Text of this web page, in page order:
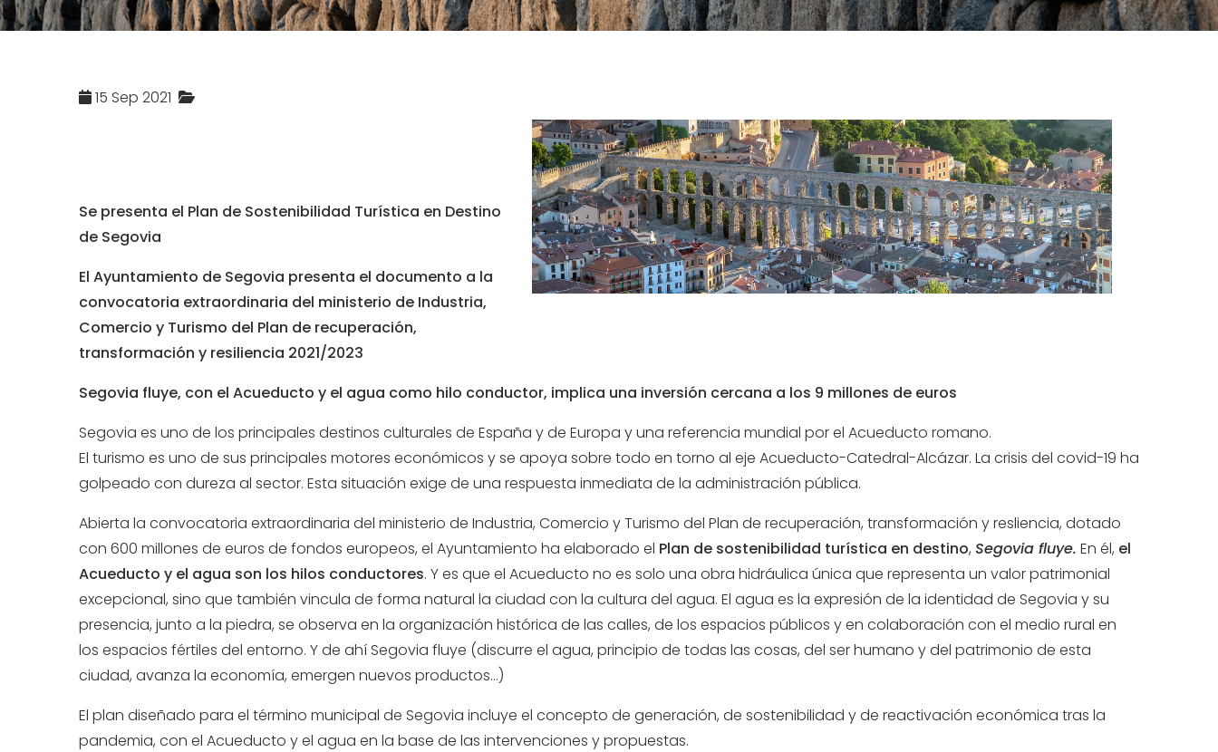
15 Sep 2021
Se presenta el Plan de Sostenibilidad Turística en Destino
de Segovia
El Ayuntamiento de Segovia presenta el documento a la
convocatoria extraordinaria del ministerio de Industria,
Comercio y Turismo del Plan de recuperación,
transformación y resiliencia 2021/2023
Segovia fluye, con el Acueducto y el agua como hilo conductor, implica una inversión cercana a los 9 millones de euros
Segovia es uno de los principales destinos culturales de España y de Europa y una referencia mundial por el Acueducto romano.
El turismo es uno de sus principales motores económicos y se apoya sobre todo en torno al eje Acueducto-Catedral-Alcázar. La crisis del covid-19 ha
golpeado con dureza al sector. Esta situación exige de una respuesta inmediata de la administración pública.
Abierta la convocatoria extraordinaria del ministerio de Industria, Comercio y Turismo del Plan de recuperación, transformación y resliencia, dotado
con 600 millones de euros de fondos europeos, el Ayuntamiento ha elaborado el Plan de sostenibilidad turística en destino, Segovia fluye. En él, el
Acueducto y el agua son los hilos conductores. Y es que el Acueducto no es solo una obra hidráulica única que representa un valor patrimonial
excepcional, sino que también vincula de forma natural la ciudad con la cultura del agua. El agua es la expresión de la identidad de Segovia y su
presencia, junto a la piedra, se observa en la organización histórica de las calles, de los espacios públicos y en colaboración con el medio rural en
los espacios fértiles del entorno. Y de ahí Segovia fluye (discurre el agua, principio de todas las cosas, del ser humano y del patrimonio de esta
ciudad, avanza la economía, emergen nuevos productos...)
El plan diseñado para el término municipal de Segovia incluye el concepto de generación, de sostenibilidad y de reactivación económica tras la
pandemia, con el Acueducto y el agua en la base de las intervenciones y propuestas.